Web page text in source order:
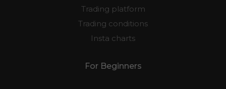
Trading platform
Trading conditions
Insta charts
For Beginners